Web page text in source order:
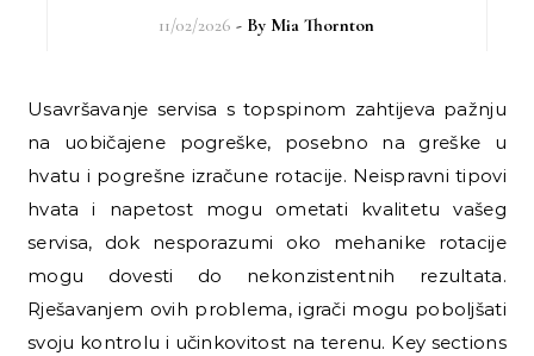
11/02/2026 - By Mia Thornton
Usavršavanje servisa s topspinom zahtijeva pažnju
na uobičajene pogreške, posebno na greške u
hvatu i pogrešne izračune rotacije. Neispravni tipovi
hvata i napetost mogu ometati kvalitetu vašeg
servisa, dok nesporazumi oko mehanike rotacije
mogu dovesti do nekonzistentnih rezultata.
Rješavanjem ovih problema, igrači mogu poboljšati
svoju kontrolu i učinkovitost na terenu. Key sections